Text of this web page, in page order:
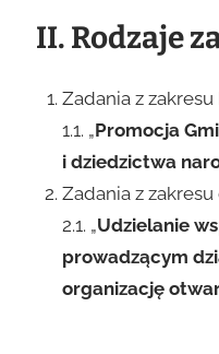
II. Rodzaje
Zadania z
1.1. „Promocja
i dziedzictwa
Zadania z
2.1. „Udzielanie
prowadzącym
organizację